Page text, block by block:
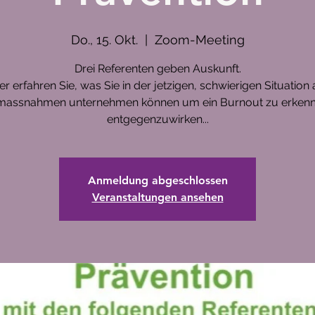
Do., 15. Okt.
  |
Zoom-Meeting
Drei Referenten geben Auskunft.
erfahren Sie, was Sie in der jetzigen, schwierigen Situation
unternehmen können um ein Burnout zu
entgegenzuwirken...
Anmeldung abgeschlossen
Veranstaltungen ansehen